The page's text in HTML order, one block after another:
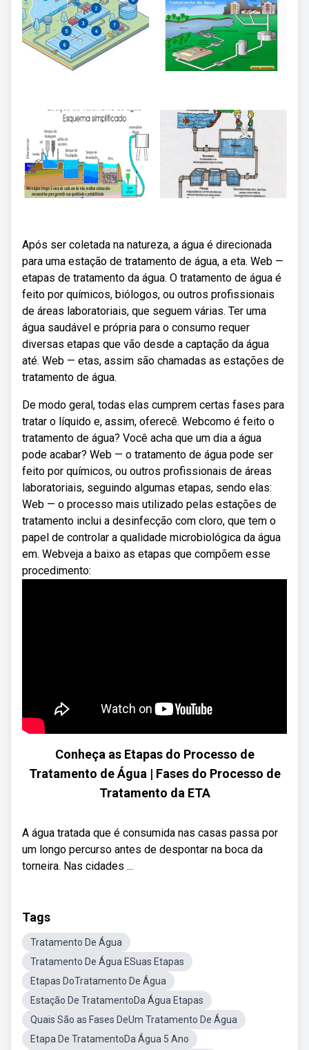
Após ser coletada na natureza, a água é direcionada
para uma estação de tratamento de água, a eta. Web —
etapas de tratamento da água. O tratamento de água é
feito por químicos, biólogos, ou outros profissionais
de áreas laboratoriais, que seguem várias. Ter uma
água saudável e própria para o consumo requer
diversas etapas que vão desde a captação da água
até. Web — etas, assim são chamadas as estações de
tratamento de água.
De modo geral, todas elas cumprem certas fases para
tratar o líquido e, assim, oferecê. Webcomo é feito o
tratamento de água? Você acha que um dia a água
pode acabar? Web — o tratamento de água pode ser
feito por químicos, ou outros profissionais de áreas
laboratoriais, seguindo algumas etapas, sendo elas:
Web — o processo mais utilizado pelas estações de
tratamento inclui a desinfecção com cloro, que tem o
papel de controlar a qualidade microbiológica da água
em. Webveja a baixo as etapas que compõem esse
procedimento:
Conheça as Etapas do Processo de
Tratamento de Água | Fases do Processo de
Tratamento da ETA
A água tratada que é consumida nas casas passa por
um longo percurso antes de despontar na boca da
torneira. Nas cidades ...
Tags
Tratamento De Água
Tratamento De Água ESuas Etapas
Etapas DoTratamento De Água
Estação De TratamentoDa Água Etapas
Quais São as Fases DeUm Tratamento De Água
Etapa De TratamentoDa Água 5 Ano